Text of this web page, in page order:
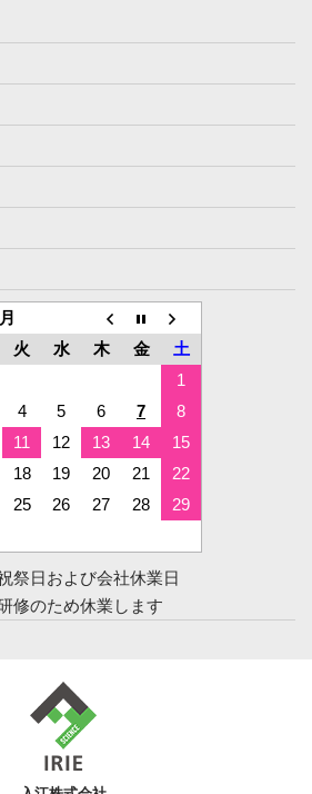
火 水 木 金
土
1
4 5 6 7
8
11 12 13 14
15
18 19 20 21
22
25 26 27 28
29
祭日および会社休業日
修のため休業します